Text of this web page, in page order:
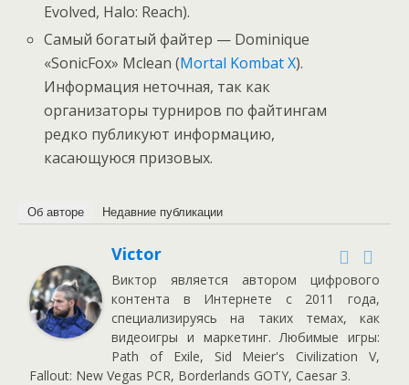
Evolved, Halo: Reach).
Самый богатый файтер — Dominique
«SonicFox» Mclean (Mortal Kombat X).
Информация неточная, так как
организаторы турниров по файтингам
редко публикуют информацию,
касающуюся призовых.
Об авторе Недавние публикации
Victor
Виктор является автором цифрового
контента в Интернете с 2011 года,
специализируясь на таких темах, как
видеоигры и маркетинг. Любимые игры:
Path of Exile, Sid Meier's Civilization V,
Fallout: New Vegas PCR, Borderlands GOTY, Caesar 3.